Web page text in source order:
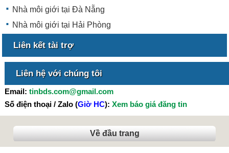
Nhà môi giới tại Đà Nẵng
Nhà môi giới tại Hải Phòng
Liên kết tài trợ
Liên hệ với chúng tôi
Email: tinbds.com@gmail.com
Số điện thoại / Zalo (Giờ HC): Xem báo giá đăng tin
Về đầu trang